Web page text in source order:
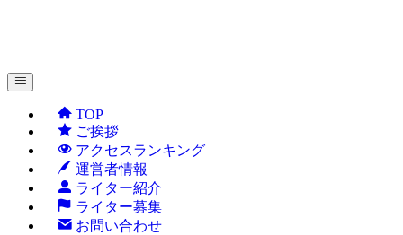
TOP
ご挨拶
アクセスランキング
運営者情報
ライター紹介
ライター募集
お問い合わせ